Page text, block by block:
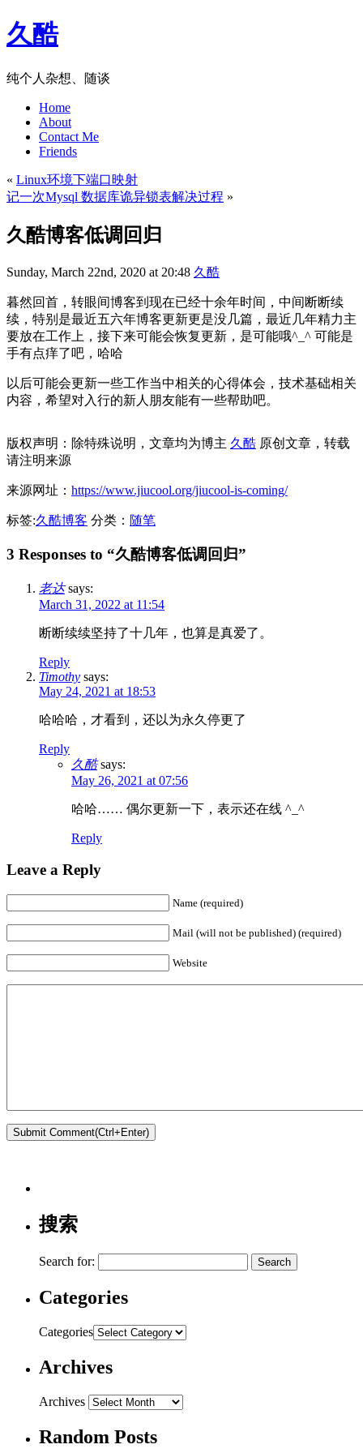
久酷
纯个人杂想、随谈
Home
About
Contact Me
Friends
« Linux环境下端口映射
记一次Mysql 数据库诡异锁表解决过程 »
久酷博客低调回归
Sunday, March 22nd, 2020 at 20:48 久酷
暮然回首，转眼间博客到现在已经十余年时间，中间断断续
续，特别是最近五六年博客更新更是没几篇，最近几年精力主
要放在工作上，接下来可能会恢复更新，是可能哦^_^ 可能是
手有点痒了吧，哈哈
以后可能会更新一些工作当中相关的心得体会，技术基础相关
内容，希望对入行的新人朋友能有一些帮助吧。
版权声明：除特殊说明，文章均为博主 久酷 原创文章，转载
请注明来源
来源网址： https://www.jiucool.org/jiucool-is-coming/
标签:久酷博客 分类： 随笔
3 Responses to “久酷博客低调回归”
老达 says:
March 31, 2022 at 11:54
断断续续坚持了十几年，也算是真爱了。
Reply
Timothy says:
May 24, 2021 at 18:53
哈哈哈，才看到，还以为永久停更了
Reply
久酷 says:
May 26, 2021 at 07:56
哈哈…… 偶尔更新一下，表示还在线 ^_^
Reply
Leave a Reply
Name (required)
Mail (will not be published) (required)
Website
搜索
Search for:
Categories
Categories
Archives
Archives
Random Posts